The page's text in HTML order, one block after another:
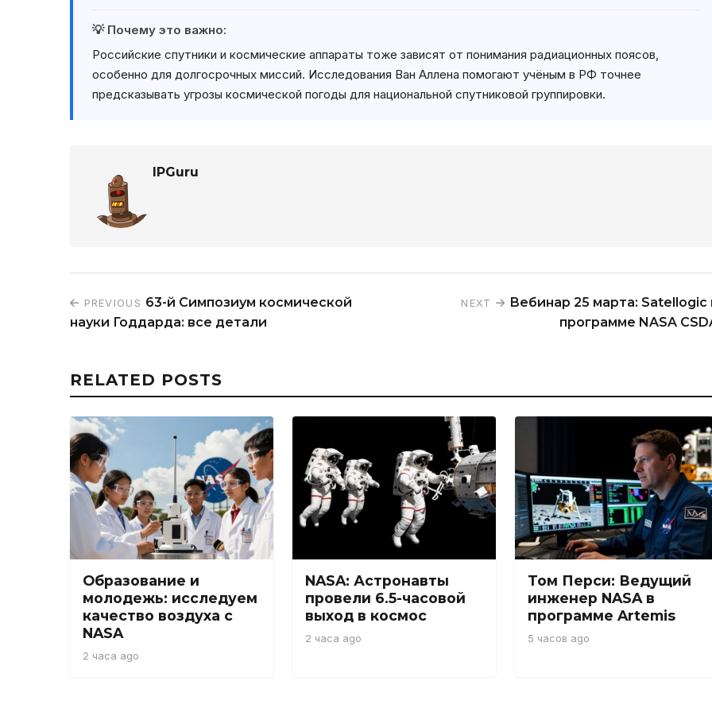
💡 Почему это важно:
Российские спутники и космические аппараты тоже зависят от понимания радиационных поясов,
особенно для долгосрочных миссий. Исследования Ван Аллена помогают учёным в РФ точнее
предсказывать угрозы космической погоды для национальной спутниковой группировки.
IPGuru
PREVIOUS 63-й Симпозиум космической
науки Годдарда: все детали
NEXT
Вебинар 25 марта: Satellogic
программе NASA
RELATED POSTS
Образование и
молодежь: исследуем
качество воздуха с
NASA
2 часа ago
NASA: Астронавты
провели 6.5-часовой
выход в космос
2 часа ago
Том Перси: Ведущий
инженер NASA в
программе Artemis
5 часов ago